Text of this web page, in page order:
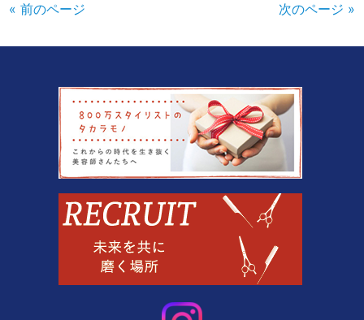
« 前のページ 次のページ »